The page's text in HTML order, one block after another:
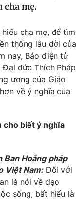
cha mẹ.
cha mẹ, để tìm
thống lâu đời của
nay, Báo điện tử
đức Thích Pháp
ương của Giáo
về ý nghĩa của
cho biết ý nghĩa
Ban Hoằng pháp
Việt Nam:Đối với
là nói về đạo
sống, bất hiếu là